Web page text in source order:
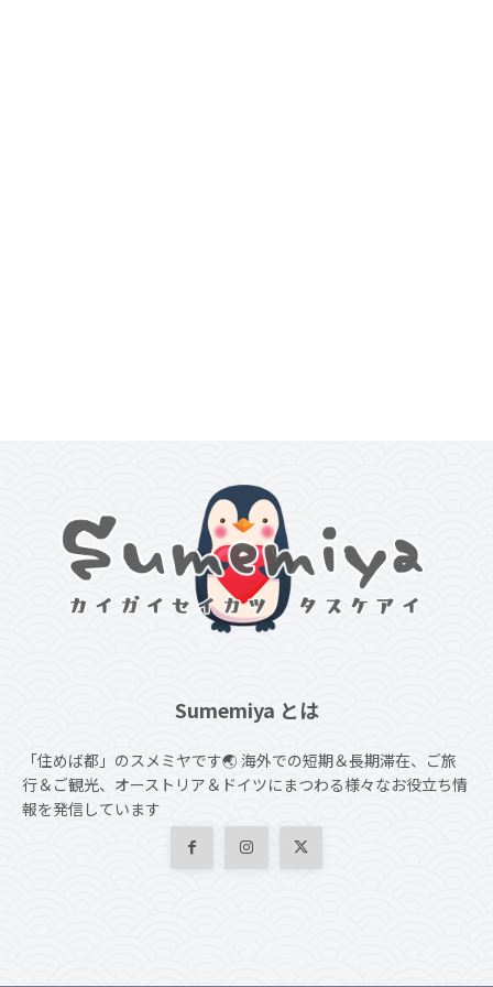
Sumemiya とは
「住めば都」のスメミヤです🌏 海外での短期＆長期滞在、ご旅
行＆ご観光、オーストリア＆ドイツにまつわる様々なお役立ち情
報を発信しています